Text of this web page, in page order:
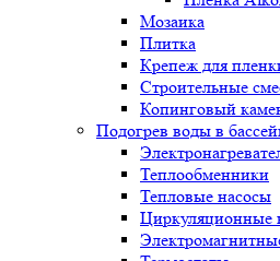
Мозаика
Плитка
Крепеж для
Строительные
Копинговый
Подогрев воды в
Теплообменники
Тепловые насосы
Циркуляционные